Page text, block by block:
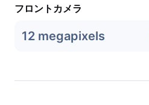
フロントカメラ
12 megapixels